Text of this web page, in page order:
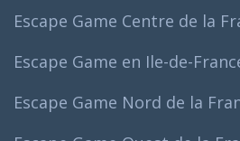
Escape Game Centre de la
Escape Game en Ile-de-
Escape Game Nord de la